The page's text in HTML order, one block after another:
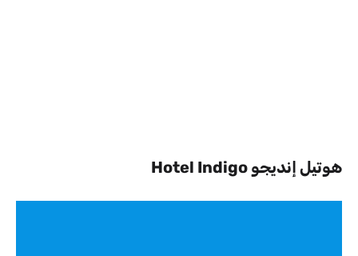
هوتيل إنديجو Hotel Indigo